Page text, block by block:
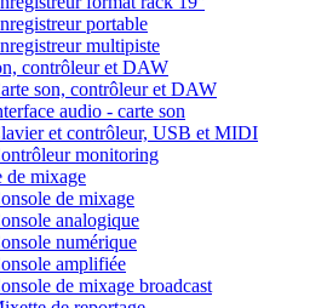
portable
multipiste
contrôleur et DAW
son, contrôleur et DAW
audio - carte son
et contrôleur, USB et MIDI
monitoring
de mixage
de mixage
analogique
numérique
amplifiée
de mixage broadcast